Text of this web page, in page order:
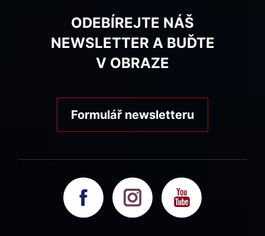
ODEBÍREJTE NÁŠ
NEWSLETTER A BUĎTE
V OBRAZE
Formulář newsletteru